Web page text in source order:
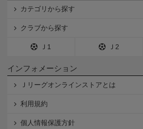
カテゴリから探す
クラブから探す
Ｊ1 Ｊ2
インフォメーション
Ｊリーグオンラインストアとは
利用規約
個人情報保護方針